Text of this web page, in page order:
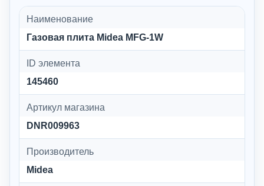
Наименование
Газовая плита Midea MFG-1W
ID элемента
145460
Артикул магазина
DNR009963
Производитель
Midea